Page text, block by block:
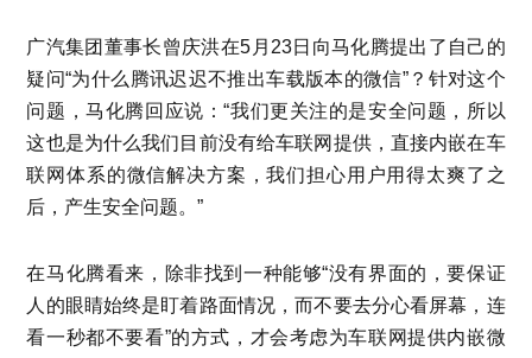
广汽集团董事长曾庆洪在5月23日向马化腾提出了自己的
疑问“为什么腾讯迟迟不推出车载版本的微信”？针对这个
问题，马化腾回应说：“我们更关注的是安全问题，所以
这也是为什么我们目前没有给车联网提供，直接内嵌在车
联网体系的微信解决方案，我们担心用户用得太爽了之
后，产生安全问题。”
在马化腾看来，除非找到一种能够“没有界面的，要保证
人的眼睛始终是盯着路面情况，而不要去分心看屏幕，连
看一秒都不要看”的方式，才会考虑为车联网提供内嵌微